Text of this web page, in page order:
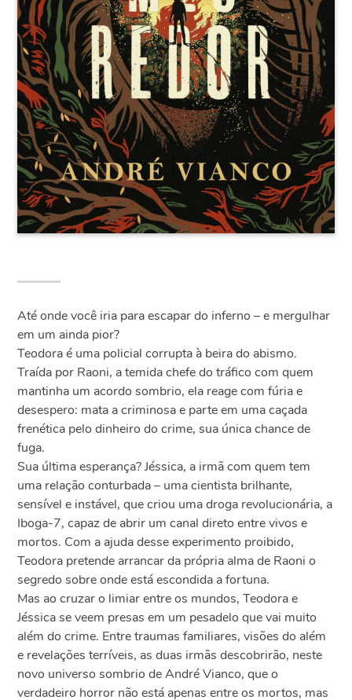
Até onde você iria para escapar do inferno – e mergulhar
em um ainda pior?
Teodora é uma policial corrupta à beira do abismo.
Traída por Raoni, a temida chefe do tráfico com quem
mantinha um acordo sombrio, ela reage com fúria e
desespero: mata a criminosa e parte em uma caçada
frenética pelo dinheiro do crime, sua única chance de
fuga.
Sua última esperança? Jéssica, a irmã com quem tem
uma relação conturbada – uma cientista brilhante,
sensível e instável, que criou uma droga revolucionária, a
Iboga-7, capaz de abrir um canal direto entre vivos e
mortos. Com a ajuda desse experimento proibido,
Teodora pretende arrancar da própria alma de Raoni o
segredo sobre onde está escondida a fortuna.
Mas ao cruzar o limiar entre os mundos, Teodora e
Jéssica se veem presas em um pesadelo que vai muito
além do crime. Entre traumas familiares, visões do além
e revelações terríveis, as duas irmãs descobrirão, neste
novo universo sombrio de André Vianco, que o
verdadeiro horror não está apenas entre os mortos, mas